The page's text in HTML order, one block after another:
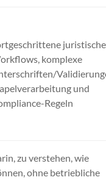
juristische
komplexe
und
Regeln
zu verstehen, wie
ohne betriebliche